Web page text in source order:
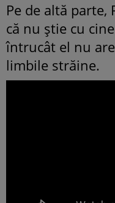
Pe de altă parte,
că nu știe cu
întrucât el nu
limbile străine.